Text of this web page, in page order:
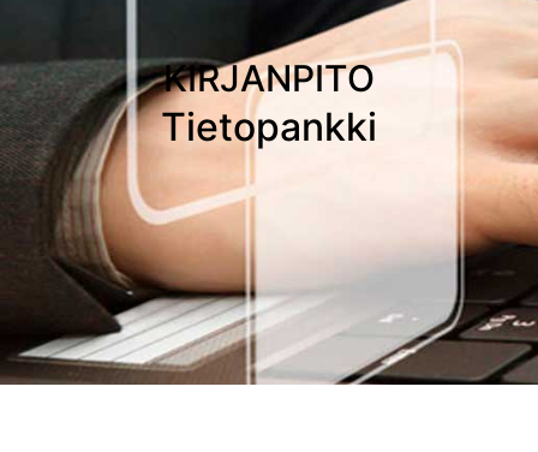
KIRJANPITO
Tietopankki